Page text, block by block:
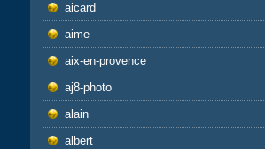
aicard
aime
aix-en-provence
aj8-photo
alain
albert